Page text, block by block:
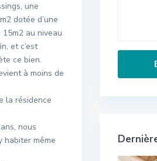
une
dotée d’une
au niveau
et c’est
ce bien.
à moins de
la résidence
nous
habiter même